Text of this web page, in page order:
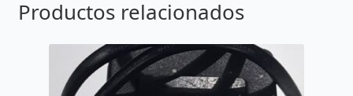
Productos relacionados